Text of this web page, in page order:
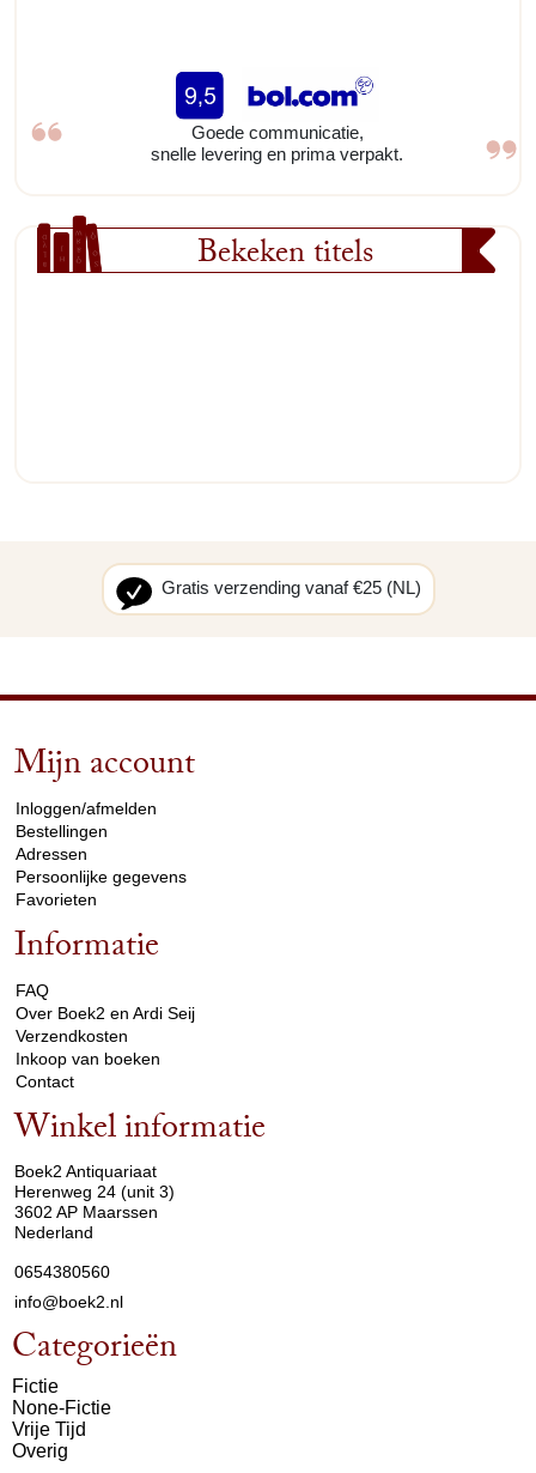
Goede communicatie,
snelle levering en prima verpakt.
Bekeken titels
Gratis verzending vanaf €25 (NL)
Mijn account
Inloggen/afmelden
Bestellingen
Adressen
Persoonlijke gegevens
Favorieten
Informatie
FAQ
Over Boek2 en Ardi Seij
Verzendkosten
Inkoop van boeken
Contact
Winkel informatie
Boek2 Antiquariaat
Herenweg 24 (unit 3)
3602 AP Maarssen
Nederland
0654380560
info@boek2.nl
Categorieën
Fictie
None-Fictie
Vrije Tijd
Overig